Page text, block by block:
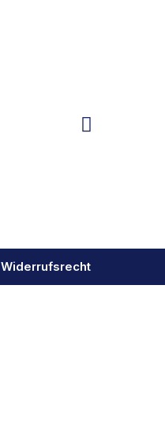
Widerrufsrecht